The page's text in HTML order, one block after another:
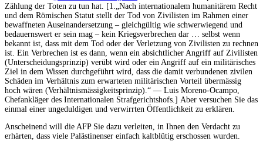
Zählung der Toten zu tun hat. [1.„Nach internationalem humanitärem Recht
und dem Römischen Statut stellt der Tod von Zivilisten im Rahmen einer
bewaffneten Auseinandersetzung – gleichgültig wie schwerwiegend und
bedauernswert er sein mag – kein Kriegsverbrechen dar … selbst wenn
bekannt ist, dass mit dem Tod oder der Verletzung von Zivilisten zu rechnen
ist. Ein Verbrechen ist es dann, wenn ein absichtlicher Angriff auf Zivilisten
(Unterscheidungsprinzip) verübt wird oder ein Angriff auf ein militärisches
Ziel in dem Wissen durchgeführt wird, dass die damit verbundenen zivilen
Schäden im Verhältnis zum erwarteten militärischen Vorteil übermässig
hoch wären (Verhältnismässigkeitsprinzip).“ — Luis Moreno-Ocampo,
Chefankläger des Internationalen Strafgerichtshofs.] Aber versuchen Sie das
einmal einer ungeduldigen und verwirrten Öffentlichkeit zu erklären.
Anscheinend will die AFP Sie dazu verleiten, in Ihnen den Verdacht zu
erhärten, dass viele Palästinenser einfach kaltblütig erschossen wurden.